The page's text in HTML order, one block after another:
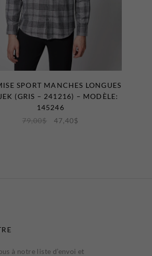
SPORT MANCHES LONGUES
(GRIS – 241216) – MODÈLE:
145246
79,00$ 47,40$
à notre liste d’envoi et